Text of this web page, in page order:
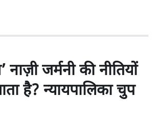
नाज़ी जर्मनी की नीतियों
है? न्यायपालिका चुप